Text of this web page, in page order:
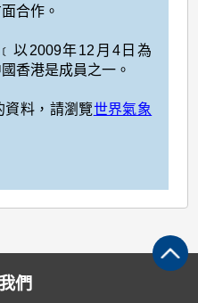
合作。
以2009年12月4日為
香港是成員之一。
資料，請瀏覽世界氣象
們